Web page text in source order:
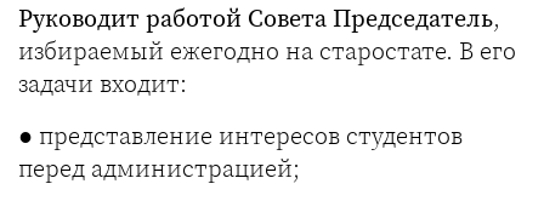
Руководит работой Совета Председатель,
избираемый ежегодно на старостате. В его
задачи входит:
● представление интересов студентов
перед администрацией;